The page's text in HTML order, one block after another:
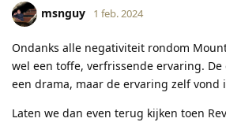
msnguy 1 feb. 2024
Ondanks alle negativiteit rondom
wel een toffe, verfrissende ervaring. De
een drama, maar de ervaring zelf vond
Laten we dan even terug kijken toen